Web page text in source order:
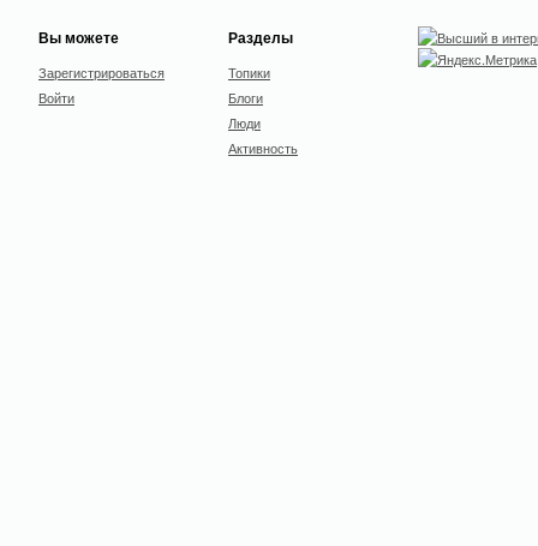
Вы можете
Зарегистрироваться
Войти
Разделы
Топики
Блоги
Люди
Активность